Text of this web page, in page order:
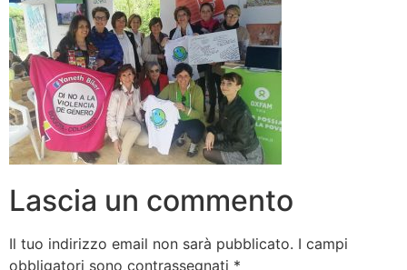
Lascia un commento
Il tuo indirizzo email non sarà pubblicato. I campi
obbligatori sono contrassegnati *